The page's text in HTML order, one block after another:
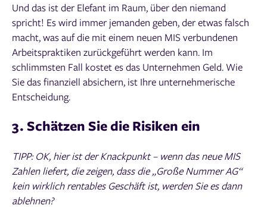
Und das ist der Elefant im Raum, über den niemand
spricht! Es wird immer jemanden geben, der etwas falsch
macht, was auf die mit einem neuen MIS verbundenen
Arbeitspraktiken zurückgeführt werden kann. Im
schlimmsten Fall kostet es das Unternehmen Geld. Wie
Sie das finanziell absichern, ist Ihre unternehmerische
Entscheidung.
3. Schätzen Sie die Risiken ein
TIPP: OK, hier ist der Knackpunkt – wenn das neue MIS
Zahlen liefert, die zeigen, dass die „Große Nummer AG“
kein wirklich rentables Geschäft ist, werden Sie es dann
ablehnen?